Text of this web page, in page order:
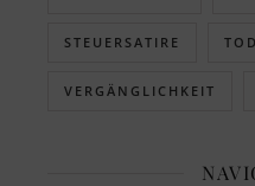
STEUERSATIRE TOD
VERGÄNGLICHKEIT